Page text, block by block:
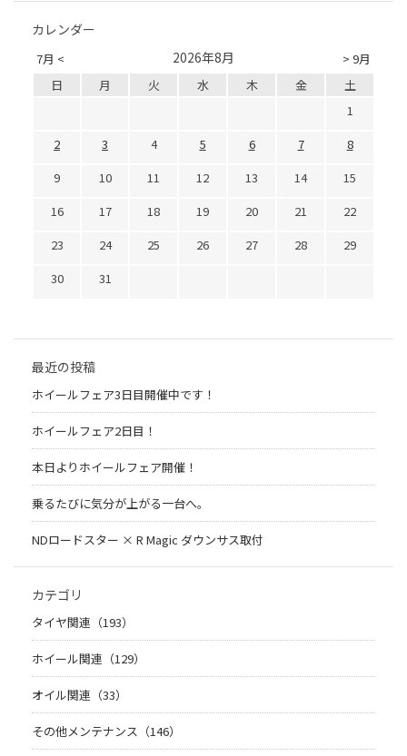
カレンダー
7月 < > 9月
2026年8月
日 月 火 水 木 金
土
1
2
3 4 5 6 7
8
9
10 11 12 13 14
15
16
17 18 19 20 21
22
23
24 25 26 27 28
29
30
31
最近の投稿
ホイールフェア3日目開催中です！
ホイールフェア2日目！
本日よりホイールフェア開催！
乗るたびに気分が上がる一台へ。
NDロードスター × R Magic ダウンサス取付
カテゴリ
タイヤ関連（193）
ホイール関連（129）
オイル関連（33）
その他メンテナンス（146）